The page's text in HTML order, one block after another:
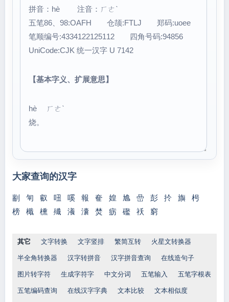
拼音：hè 注音：ㄏㄜˋ
五笔86、98:OAFH 仓颉:FTLJ 郑码:uoee
笔顺编号:4334122125112 四角号码:94856
UniCode:CJK 统一汉字 U 7142
【基本字义、扩展意思】
hè ㄏㄜˋ
烧。
大家查询的汉字
剬 匉 叡 吜 嗘 報 奞 媓 尯 嵒 彭 扵 旟
枵
榜
檝 櫄 殱 瀁 灢 焚 疬 礛 祅 窮
其它 文字转换 文字竖排 繁简互转 火星文转换器
半全角转换器 汉字转拼音 汉字拼音查询 在线造句子
图片转字符 生成字符字 中文分词 五笔输入 五笔字根表
五笔编码查询 在线汉字字典 文本比较 文本相似度